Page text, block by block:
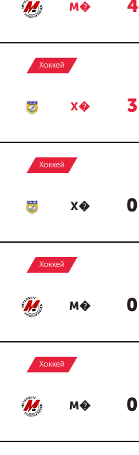
М� 4
Хоккей
Х� 3
Хоккей
Х� 0
Хоккей
М� 0
Хоккей
М� 0